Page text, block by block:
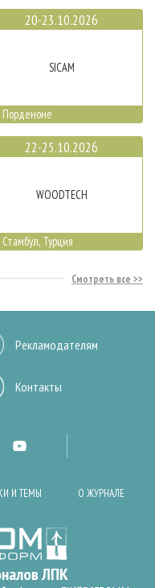
20-23.10.2026
SICAM
Порденоне
22-25.10.2026
WOODTECH
Стамбул, Турция
Смотреть все
Рекламодателям
Контакты
И ТЕМЫ О ЖУРНАЛЕ